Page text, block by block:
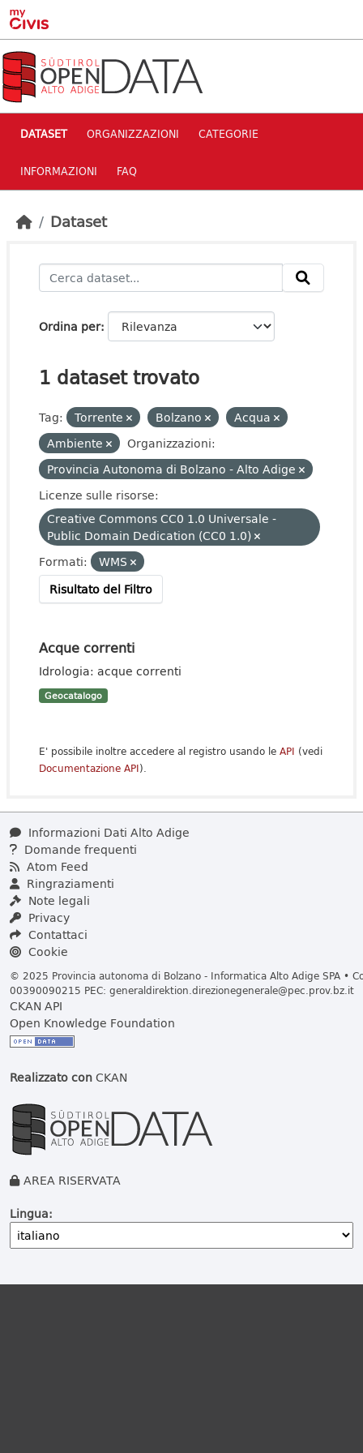
Skip to main content
DATASET ORGANIZZAZIONI CATEGORIE
INFORMAZIONI FAQ
Dataset
Ordina per
1 dataset trovato
Tag: Torrente Bolzano
Acqua
Ambiente
Organizzazioni:
Provincia Autonoma di Bolzano - Alto Adige
Licenze sulle risorse:
Creative Commons CC0 1.0 Universale -
Public Domain Dedication (CC0 1.0)
Formati:
WMS
Risultato del Filtro
Acque correnti
Idrologia: acque correnti
Geocatalogo
E' possibile inoltre accedere al registro usando le API (vedi
Documentazione API).
Informazioni Dati Alto Adige
Domande frequenti
Atom Feed
Ringraziamenti
Note legali
Privacy
Contattaci
Cookie
© 2025 Provincia autonoma di Bolzano - Informatica Alto Adige SPA •
00390090215 PEC: generaldirektion.direzionegenerale@pec.prov.bz.it
CKAN API
Open Knowledge Foundation
Realizzato conCKAN
AREA RISERVATA
Lingua